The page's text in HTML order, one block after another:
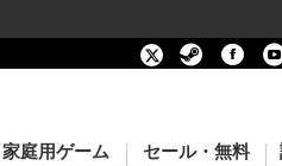
家庭用ゲーム セール・無料